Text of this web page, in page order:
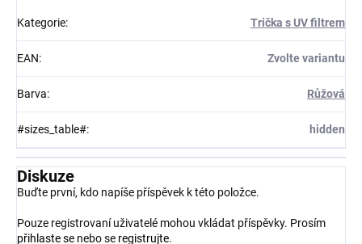
Kategorie: Trička s UV filtrem
EAN: Zvolte variantu
Barva: Růžová
#sizes_table#: hidden
Diskuze
Buďte první, kdo napíše příspěvek k této položce.
Pouze registrovaní uživatelé mohou vkládat příspěvky. Prosím
přihlaste se nebo se registrujte.